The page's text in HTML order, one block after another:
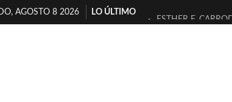
AGOSTO 8 2026
LO ÚLTIMO
ESTHER F.
[ELECTRA
TIMBRE 4, LA